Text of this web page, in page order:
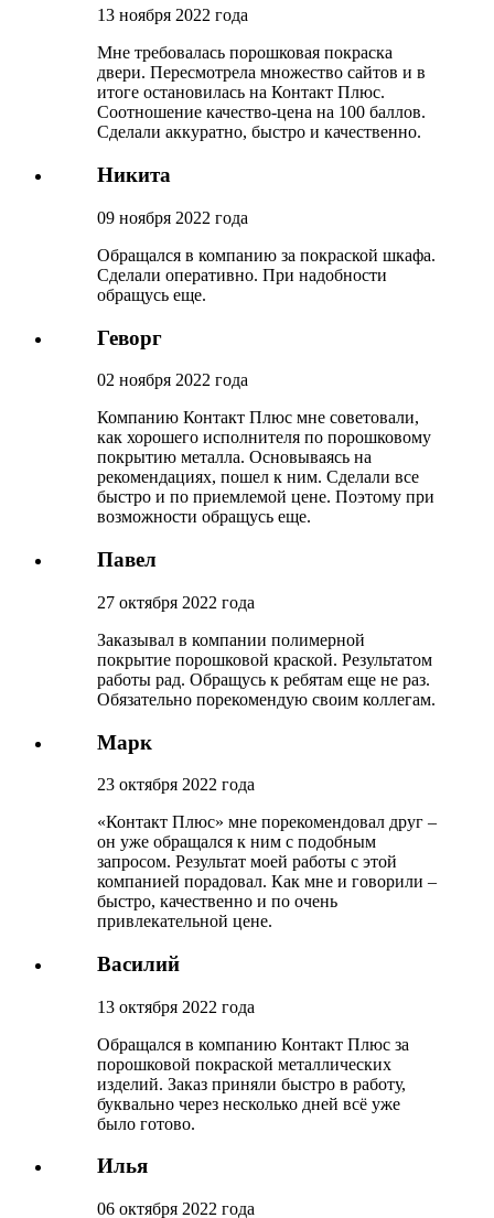
13 ноября 2022 года
Мне требовалась порошковая покраска
двери. Пересмотрела множество сайтов и в
итоге остановилась на Контакт Плюс.
Соотношение качество-цена на 100 баллов.
Сделали аккуратно, быстро и качественно.
Никита
09 ноября 2022 года
Обращался в компанию за покраской шкафа.
Сделали оперативно. При надобности
обращусь еще.
Геворг
02 ноября 2022 года
Компанию Контакт Плюс мне советовали,
как хорошего исполнителя по порошковому
покрытию металла. Основываясь на
рекомендациях, пошел к ним. Сделали все
быстро и по приемлемой цене. Поэтому при
возможности обращусь еще.
Павел
27 октября 2022 года
Заказывал в компании полимерной
покрытие порошковой краской. Результатом
работы рад. Обращусь к ребятам еще не раз.
Обязательно порекомендую своим коллегам.
Марк
23 октября 2022 года
«Контакт Плюс» мне порекомендовал друг –
он уже обращался к ним с подобным
запросом. Результат моей работы с этой
компанией порадовал. Как мне и говорили –
быстро, качественно и по очень
привлекательной цене.
Василий
13 октября 2022 года
Обращался в компанию Контакт Плюс за
порошковой покраской металлических
изделий. Заказ приняли быстро в работу,
буквально через несколько дней всё уже
было готово.
Илья
06 октября 2022 года